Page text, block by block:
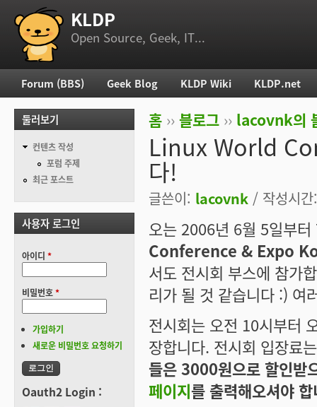
부 메뉴 KLDP
Open Source, Geek, IT...
현재 위치
홈 ›› 블로그 ›› lacovnk의
Linux World
다!
글쓴이: lacovnk / 작성시
오는 2006년 6월 5일부
Conference & Expo
서도 전시회 부스에 참가
리가 될 것 같습니다 :) 여
전시회는 오전 10시부터
장합니다. 전시회 입장료
들은 3000원으로 할인받
페이지를 출력해오셔야
주 메뉴
Forum (BBS) Geek Blog KLDP Wiki KLDP.net
둘러보기
컨텐츠 작성
포럼 주제
최근 포스트
사용자 로그인
아이디 *
비밀번호*
가입하기
새로운 비밀번호 요청하기
Oauth2 Login :